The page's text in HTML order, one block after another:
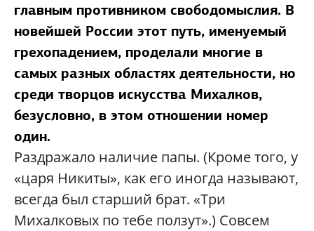
главным противником свободомыслия. В
новейшей России этот путь, именуемый
грехопадением, проделали многие в
самых разных областях деятельности, но
среди творцов искусства Михалков,
безусловно, в этом отношении номер
один.
Раздражало наличие папы. (Кроме того, у
«царя Никиты», как его иногда называют,
всегда был старший брат. «Три
Михалковых по тебе ползут».) Совсем